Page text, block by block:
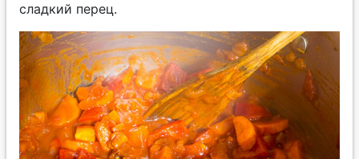
сладкий перец.